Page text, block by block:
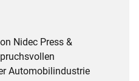
Nidec Press &
Automobilindustrie